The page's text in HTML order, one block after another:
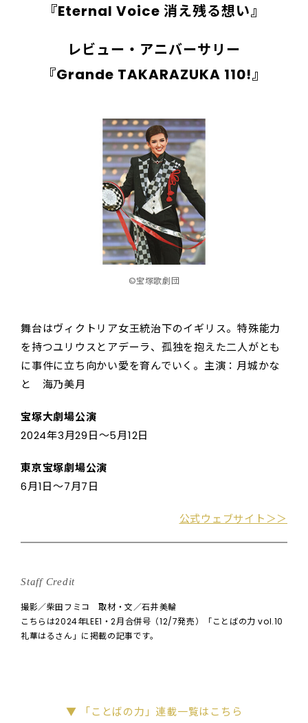
『Eternal Voice 消え残る想い』
レビュー・アニバーサリー
『Grande TAKARAZUKA 110!』
©宝塚歌劇団
舞台はヴィクトリア女王統治下のイギリス。特殊能力
を持つユリウスとアデーラ、孤独を抱えた二人がとも
に事件に立ち向かい愛を育んでいく。主演：月城かな
と 海乃美月
宝塚大劇場公演
2024年3月29日〜5月12日
東京宝塚劇場公演
6月1日〜7月7日
公式ウェブサイト＞＞
Staff Credit
撮影／柴田フミコ 取材・文／石井美輪
こちらは2024年LEE1・2月合併号（12/7発売）「ことばの力 vol.10
礼華はるさん」に掲載の記事です。
▼ 「ことばの力」連載一覧はこちら